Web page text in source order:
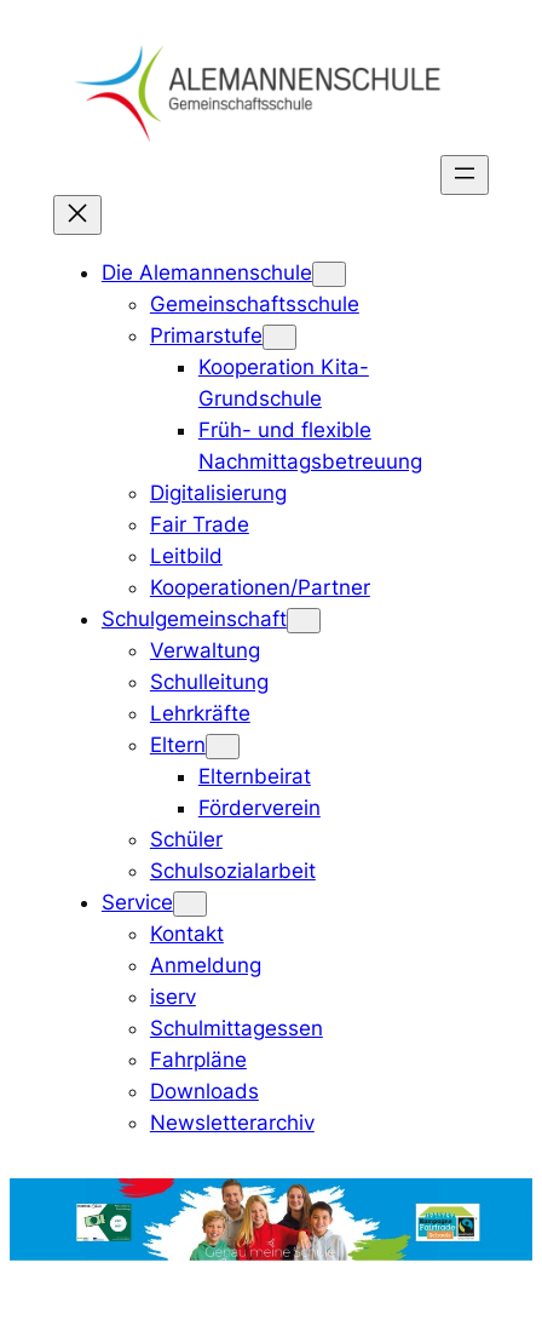
springen
Die Alemannenschule
Gemeinschaftsschule
Primarstufe
Kooperation Kita-
Grundschule
Früh- und flexible
Nachmittagsbetreuung
Digitalisierung
Fair Trade
Leitbild
Kooperationen/Partner
Schulgemeinschaft
Verwaltung
Schulleitung
Lehrkräfte
Eltern
Elternbeirat
Förderverein
Schüler
Schulsozialarbeit
Service
Kontakt
Anmeldung
iserv
Schulmittagessen
Fahrpläne
Downloads
Newsletterarchiv